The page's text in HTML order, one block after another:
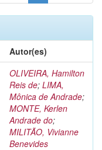
Autor(es)
OLIVEIRA, Hamilton
Reis de; LIMA,
Mônica de Andrade;
MONTE, Kerlen
Andrade do;
MILITÃO, Vivianne
Benevides